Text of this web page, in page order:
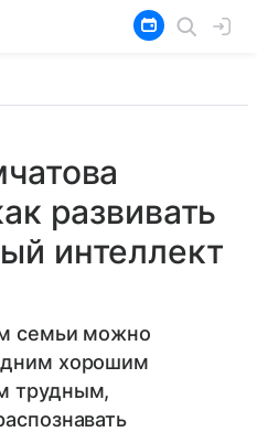
развивать
интеллект
семьи можно
хорошим
трудным,